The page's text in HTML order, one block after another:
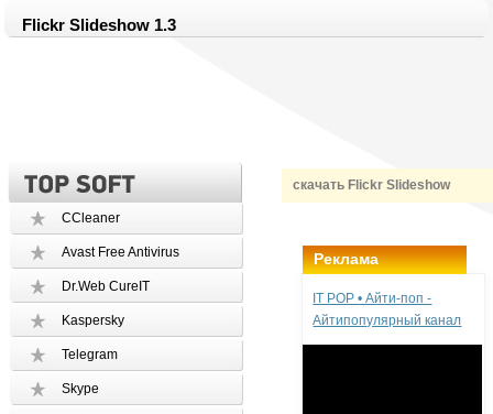
Flickr Slideshow 1.3
скачать Flickr Slideshow
CCleaner
Avast Free Antivirus
Dr.Web CureIT
Kaspersky
Telegram
Skype
Реклама
IT POP • Айти-поп -
Айтипопулярный канал